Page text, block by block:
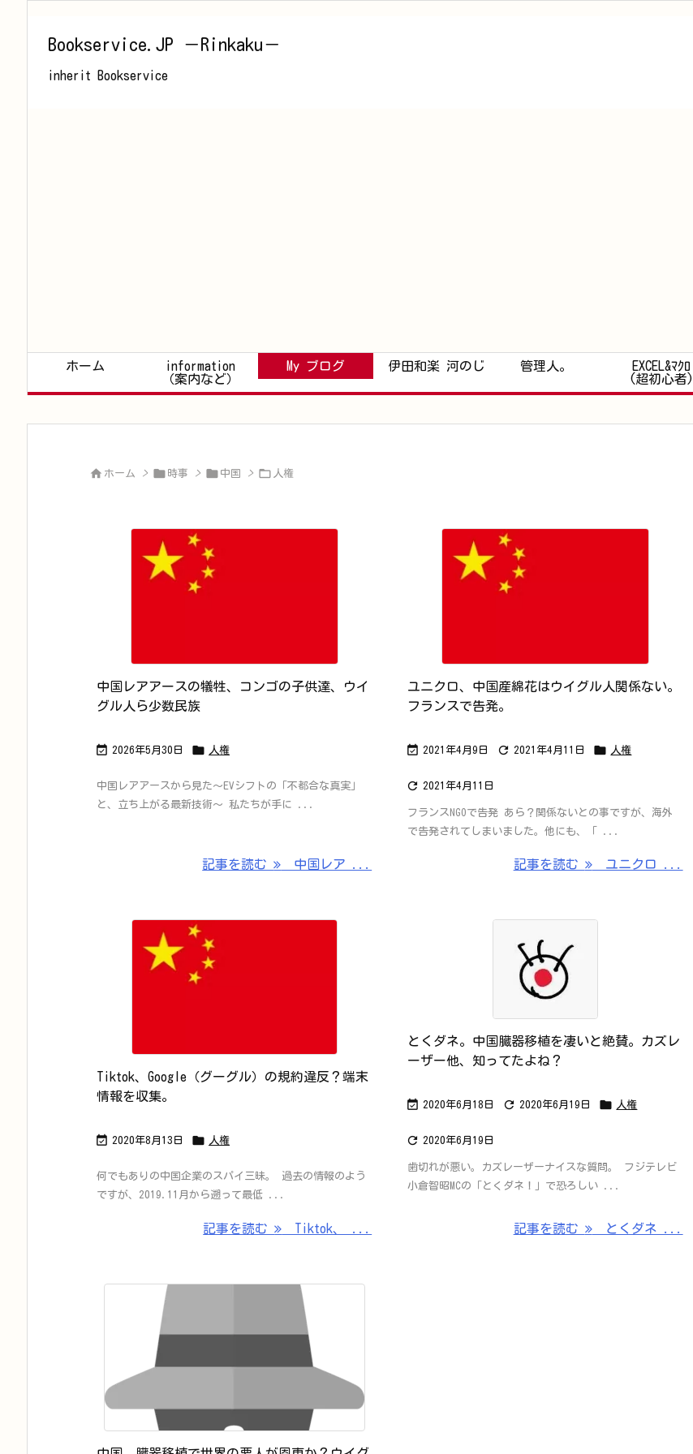
Bookservice.JP －Rinkaku－
inherit Bookservice
ホーム
information
（案内など）
My ブログ 伊田和楽 河のじ 管理人。
EXCEL&ﾏｸﾛ
(超初心者)
 ホーム >  時事 >  中国 >  人権
中国レアアースの犠牲、コンゴの子供達、ウイ
グル人ら少数民族
 2026年5月30日  人権
中国レアアースから見た〜EVシフトの「不都合な真実」
と、立ち上がる最新技術〜 私たちが手に ...
記事を読む 中国レア ...
ユニクロ、中国産綿花はウイグル人関係ない。
フランスで告発。
 2021年4月9日  2021年4月11日  人権
 2021年4月11日
フランスNGOで告発 あら？関係ないとの事ですが、海外
で告発されてしまいました。他にも、「 ...
記事を読む ユニクロ ...
Tiktok、Google（グーグル）の規約違反？端末
情報を収集。
 2020年8月13日  人権
何でもありの中国企業のスパイ三昧。 過去の情報のよう
ですが、2019.11月から遡って最低 ...
記事を読む Tiktok、 ...
とくダネ。中国臓器移植を凄いと絶賛。カズレ
ーザー他、知ってたよね？
 2020年6月18日  2020年6月19日  人権
 2020年6月19日
歯切れが悪い。カズレーザーナイスな質問。 フジテレビ
小倉智昭MCの「とくダネ！」で恐ろしい ...
記事を読む とくダネ ...